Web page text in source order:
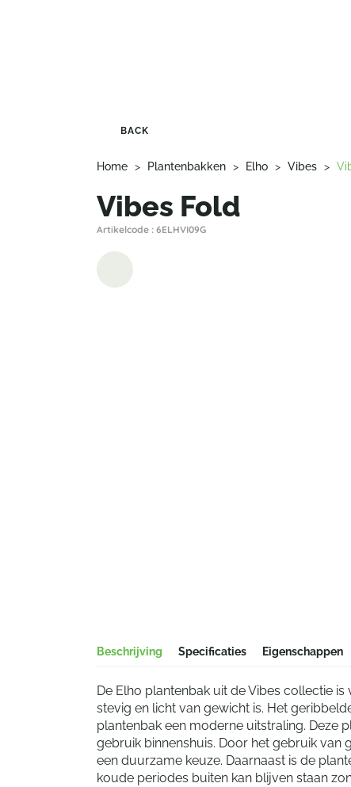
BACK
Home > Plantenbakken > Elho > Vibes >
Vibes Fold
Artikelcode : 6ELHVI09G
Beschrijving Specificaties Eigenschappen
De Elho plantenbak uit de Vibes collectie
stevig en licht van gewicht is. Het
plantenbak een moderne uitstraling. Deze
gebruik binnenshuis. Door het gebruik
een duurzame keuze. Daarnaast is de
koude periodes buiten kan blijven staan